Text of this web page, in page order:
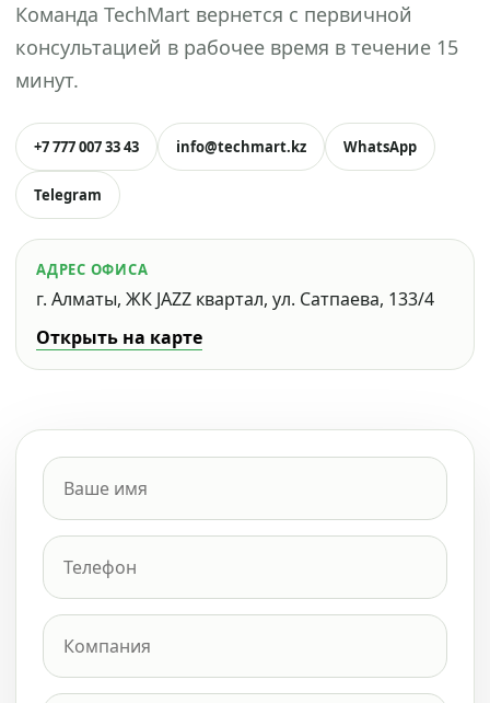
Команда TechMart вернется с первичной
консультацией в рабочее время в течение 15
минут.
+7 777 007 33 43 info@techmart.kz WhatsApp
Telegram
АДРЕС ОФИСА
г. Алматы, ЖК JAZZ квартал, ул. Сатпаева, 133/4
Открыть на карте